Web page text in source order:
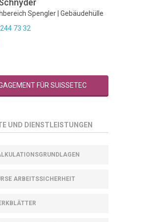
Spengler | Gebäudehülle
73 32
FÜR SUISSETEC
UND DIENSTLEISTUNGEN
ARBEITSSICHERHEIT